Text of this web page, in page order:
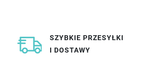
SZYBKIE PRZESYŁKI
I DOSTAWY